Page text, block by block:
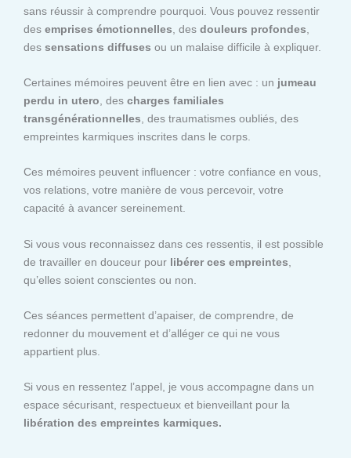
sans réussir à comprendre pourquoi. Vous pouvez ressentir
des emprises émotionnelles , des douleurs profondes
des sensations diffuses ou un malaise difficile à expliquer.
Certaines mémoires peuvent être en lien avec : un jumeau
perdu in utero , des charges familiales
transgénérationnelles , des traumatismes oubliés, des
empreintes karmiques inscrites dans le corps.
Ces mémoires peuvent influencer : votre confiance en vous,
vos relations, votre manière de vous percevoir, votre
capacité à avancer sereinement.
Si vous vous reconnaissez dans ces ressentis, il est possible
de travailler en douceur pour libérer ces empreintes
qu’elles soient conscientes ou non.
Ces séances permettent d’apaiser, de comprendre, de
redonner du mouvement et d’alléger ce qui ne vous
appartient plus.
Si vous en ressentez l’appel, je vous accompagne dans un
espace sécurisant, respectueux et bienveillant pour la
libération des empreintes karmiques.